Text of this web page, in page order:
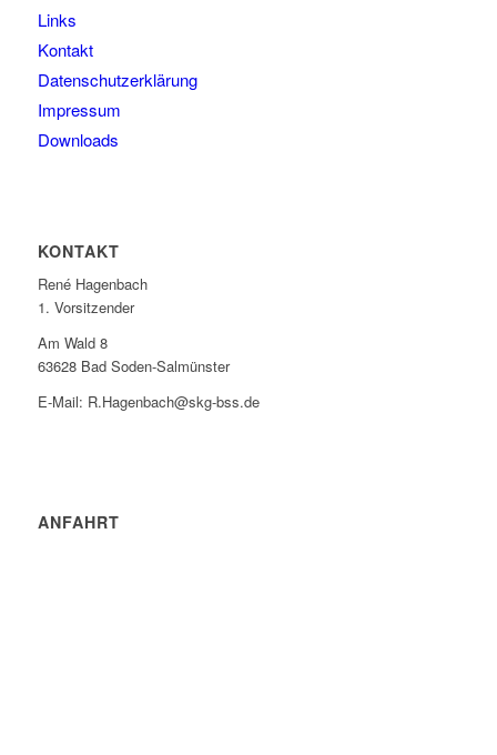
Links
Kontakt
Datenschutzerklärung
Impressum
Downloads
KONTAKT
René Hagenbach
1. Vorsitzender
Am Wald 8
63628 Bad Soden-Salmünster
E-Mail: R.Hagenbach@skg-bss.de
ANFAHRT